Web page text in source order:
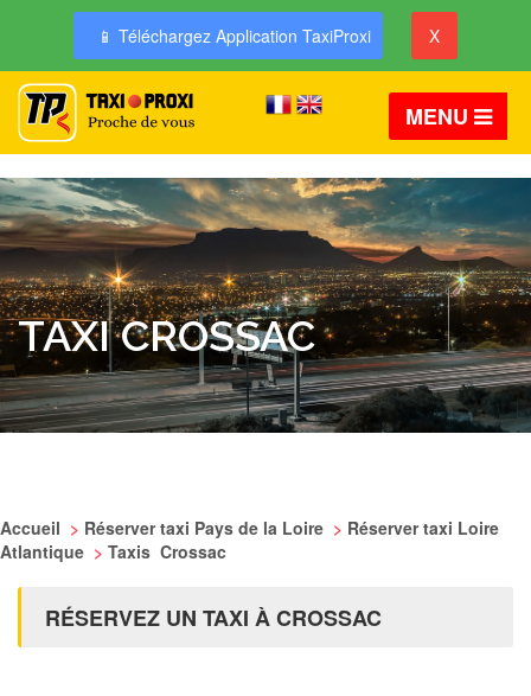
📱 Téléchargez Application TaxiProxi X
MENU
TAXI CROSSAC
Accueil > Réserver taxi Pays de la Loire > Réserver taxi Loire
Atlantique > Taxis Crossac
RÉSERVEZ UN TAXI À CROSSAC